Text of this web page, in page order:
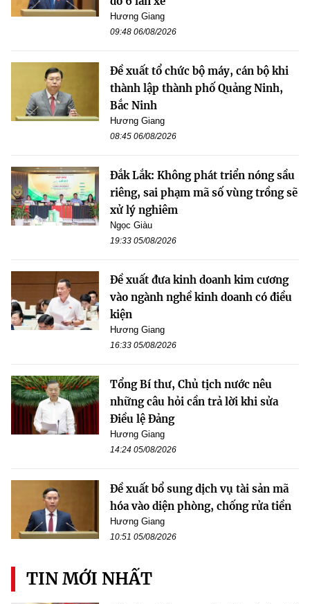
Hương Giang
09:48 06/08/2026
Đề xuất tổ chức bộ máy, cán bộ khi
thành lập thành phố Quảng Ninh,
Bắc Ninh
Hương Giang
08:45 06/08/2026
Đắk Lắk: Không phát triển nóng sầu
riêng, sai phạm mã số vùng trồng sẽ
xử lý nghiêm
Ngọc Giàu
19:33 05/08/2026
Đề xuất đưa kinh doanh kim cương
vào ngành nghề kinh doanh có điều
kiện
Hương Giang
16:33 05/08/2026
Tổng Bí thư, Chủ tịch nước nêu
những câu hỏi cần trả lời khi sửa
Điều lệ Đảng
Hương Giang
14:24 05/08/2026
Đề xuất bổ sung dịch vụ tài sản mã
hóa vào diện phòng, chống rửa tiền
Hương Giang
10:51 05/08/2026
TIN MỚI NHẤT